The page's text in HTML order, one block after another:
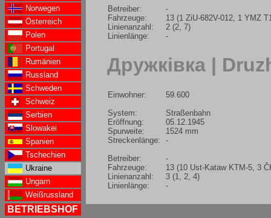
Norwegen
Österreich
Polen
Portugal
Rumänien
Russland
Schweden
Schweiz
Serbien
Slowakei
Spanien
Tschechien
Ukraine
Ungarn
Weißrussland
BETRIEBSHOF
Betreiber:
Fahrzeuge:
Linienanzahl:
Linienlänge:
-
13 (1 ZiU-682V-012, 1 YMZ
2 (2, 7)
-
Дружківка |
Einwohner:
System:
Eröffnung:
Spurweite:
Streckenlänge:
Betreiber:
Fahrzeuge:
Linienanzahl:
Linienlänge:
59.600
Straßenbahn
05.12.1945
1524 mm
-
-
13 (10 Ust-Kataw KTM-5, 3
3 (1, 2, 4)
-